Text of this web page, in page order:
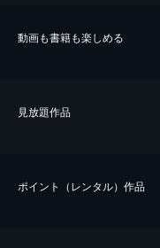
動画も書籍も楽しめる
⾒放題作品
ポイント（レンタル）作品